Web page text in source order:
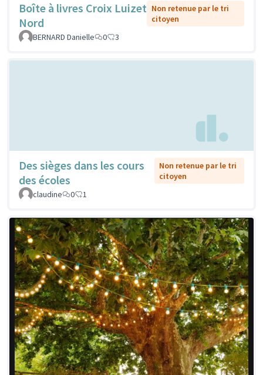
Boîte à livres Croix Luizet
Nord
Non retenue par le tri
citoyen
BERNARD Danielle
0 3
Des sièges dans les cours
des écoles
Non retenue par le tri
citoyen
claudine
0 1